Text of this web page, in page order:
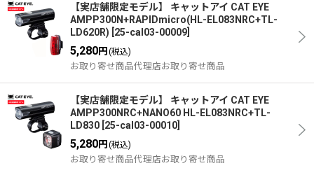
【実店舗限定モデル】 キャットアイ CAT EYE
AMPP300N+RAPIDmicro(HL-EL083NRC+TL-
LD620R) 25-cal03-00009
5,280円 (税込)
お取り寄せ商品代理店お取り寄せ商品
【実店舗限定モデル】 キャットアイ CAT EYE
AMPP300NRC+NANO60 HL-EL083NRC+TL-
LD830 25-cal03-00010
5,280円 (税込)
お取り寄せ商品代理店お取り寄せ商品